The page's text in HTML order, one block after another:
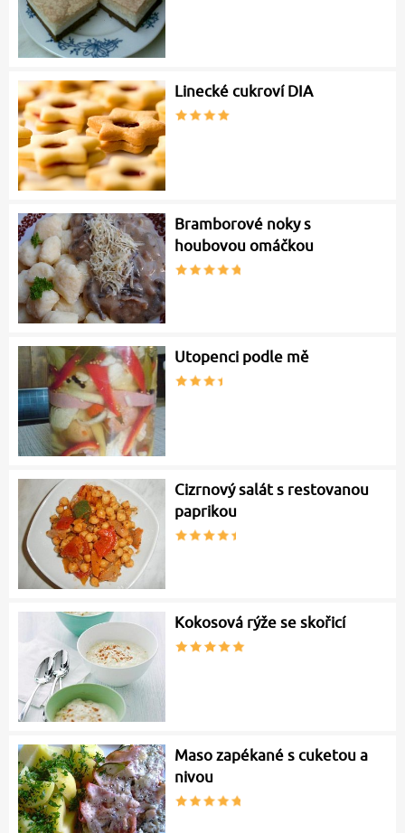
Linecké cukroví DIA
Bramborové noky s
houbovou omáčkou
Utopenci podle mě
Cizrnový salát s restovanou
paprikou
Kokosová rýže se skořicí
Maso zapékané s cuketou a
nivou